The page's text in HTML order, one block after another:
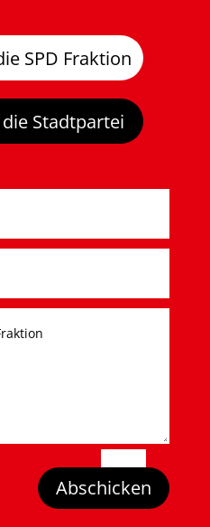
SPD Fraktion
Stadtpartei
Abschicken